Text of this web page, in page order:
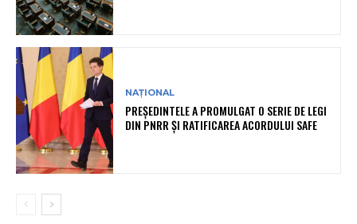
NAȚIONAL
PREȘEDINTELE A PROMULGAT O SERIE DE LEGI
DIN PNRR ȘI RATIFICAREA ACORDULUI SAFE